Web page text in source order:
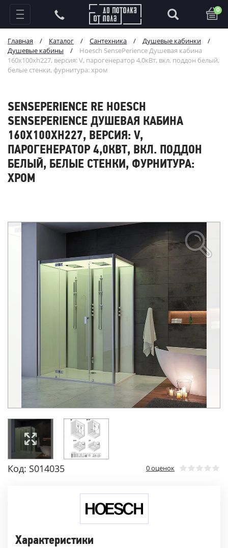
0
Главная / Каталог / Сантехника / Душевые кабинки
/
Душевые кабины
/
Hoesch SensePerience Душевая кабина
160x100хh227, версия: V, парогенератор 4,0кВт, вкл. поддон белый,
белые стенки, фурнитура: хром
SENSEPERIENCE RE HOESCH
SENSEPERIENCE ДУШЕВАЯ КАБИНА
160X100ХH227, ВЕРСИЯ: V,
ПАРОГЕНЕРАТОР 4,0КВТ, ВКЛ. ПОДДОН
БЕЛЫЙ, БЕЛЫЕ СТЕНКИ, ФУРНИТУРА:
ХРОМ
Код: S014035 0 оценок
Характеристики